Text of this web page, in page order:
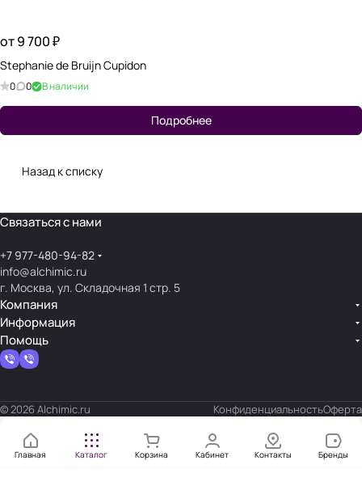
от 9 700 ₽
Stephanie de Bruijn Cupidon
0 0 В наличии
Подробнее
Назад к списку
Связаться с нами
+7 977-480-94-82
info@alchimic.ru
г. Москва, ул. Складочная 1 стр. 5
Компания
Информация
Помощь
© 2026 Alchimic.ru КонфиденциальностьОферта
Главная Каталог Корзина Кабинет Контакты Бренды